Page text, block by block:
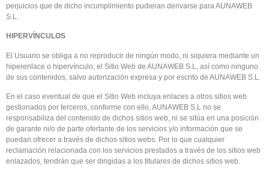
perjuicios que de dicho incumplimiento pudieran derivarse para AUNAWEB
S.L.
HIPERVÍNCULOS
El Usuario se obliga a no reproducir de ningún modo, ni siquiera mediante un
hiperenlace o hipervínculo, el Sitio Web de AUNAWEB S.L, así como ninguno
de sus contenidos, salvo autorización expresa y por escrito de AUNAWEB S.L.
En el caso eventual de que el Sitio Web incluya enlaces a otros sitios web
gestionados por terceros, conforme con ello, AUNAWEB S.L no se
responsabiliza del contenido de dichos sitios web, ni se sitúa en una posición
de garante ni/o de parte ofertante de los servicios y/o información que se
puedan ofrecer a través de dichos sitios webs. Por lo que cualquier
reclamación relacionada con los servicios prestados a través de los sitios web
enlazados, tendrán que ser dirigidas a los titulares de dichos sitios web.